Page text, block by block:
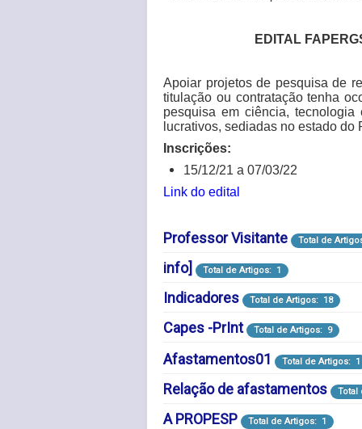
EDITAL
Apoiar projetos de pesquisa de
titulação ou contratação tenha
pesquisa em ciência,
lucrativos, sediadas no estado do
Inscrições:
15/12/21 a 07/03/22
Link do edital
Oportunidades de Fomento
Professor Visitante Total de
info] Total de Artigos: 1
Indicadores Total de Artigos: 18
Capes -PrInt Total de Artigos: 9
Noticias Capes-PrInt Total de
Afastamentos01 Total de Artigos: 1
Relação de afastamentos Total
A PROPESP Total de Artigos: 1